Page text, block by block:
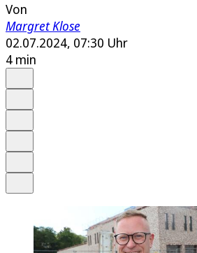
Von
Margret Klose
02.07.2024, 07:30 Uhr
4 min